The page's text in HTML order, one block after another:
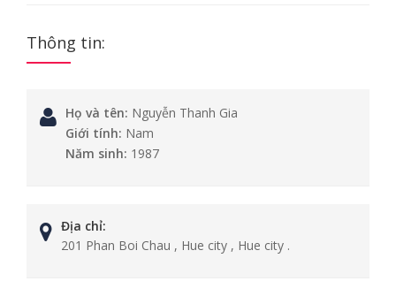
Thông tin:
Họ và tên: Nguyễn Thanh Gia
Giới tính: Nam
Năm sinh: 1987
Địa chỉ:
201 Phan Boi Chau , Hue city , Hue city .